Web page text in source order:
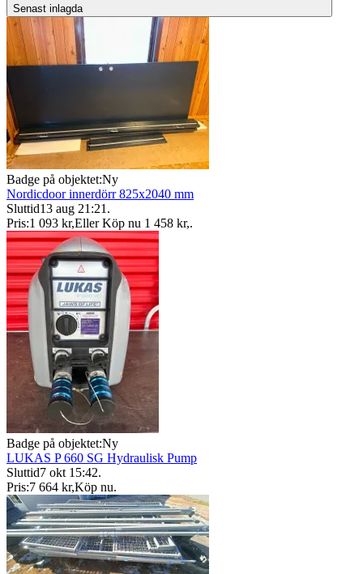
Senast inlagda
Badge på objektet:Ny
Nordicdoor innerdörr 825x2040 mm
Sluttid13 aug 21:21 .
Pris:1 093 kr,Eller Köp nu 1 458 kr,.
Badge på objektet:Ny
LUKAS P 660 SG Hydraulisk Pump
Sluttid7 okt 15:42.
Pris:7 664 kr,Köp nu.